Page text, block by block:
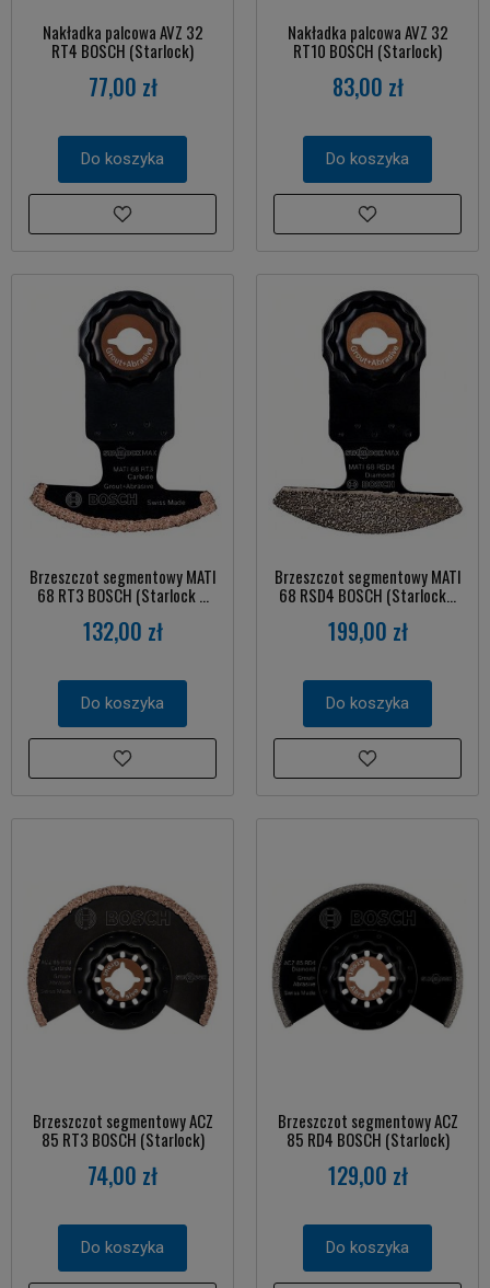
Nakładka palcowa AVZ 32
RT4 BOSCH (Starlock)
77,00 zł
Do koszyka
Nakładka palcowa AVZ 32
RT10 BOSCH (Starlock)
83,00 zł
Do koszyka
Brzeszczot segmentowy MATI
68 RT3 BOSCH (Starlock ...
132,00 zł
Do koszyka
Brzeszczot segmentowy MATI
68 RSD4 BOSCH (Starlock...
199,00 zł
Do koszyka
Brzeszczot segmentowy ACZ
85 RT3 BOSCH (Starlock)
74,00 zł
Do koszyka
Brzeszczot segmentowy ACZ
85 RD4 BOSCH (Starlock)
129,00 zł
Do koszyka